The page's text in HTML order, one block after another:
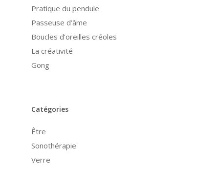
Pratique du pendule
Passeuse d’âme
Boucles d’oreilles créoles
La créativité
Gong
Catégories
Être
Sonothérapie
Verre